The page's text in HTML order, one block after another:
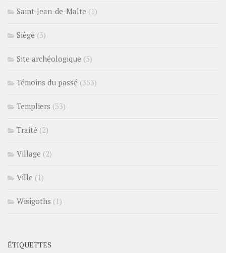
Saint-Jean-de-Malte (1)
Siège (3)
Site archéologique (5)
Témoins du passé (353)
Templiers (33)
Traité (2)
Village (2)
Ville (1)
Wisigoths (1)
ÉTIQUETTES